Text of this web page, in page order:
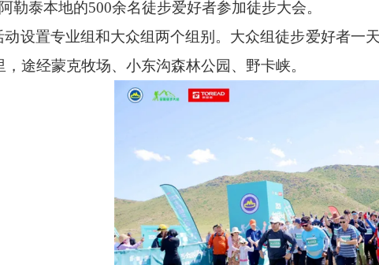
勒泰本地的500余名徒步爱好者参加徒步大会。
动设置专业组和大众组两个组别。大众组徒步爱好者一
，途经蒙克牧场、小东沟森林公园、野卡峡。